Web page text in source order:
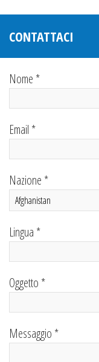
CONTATTACI
Nome *
Email *
Nazione *
Lingua *
Oggetto *
Messaggio *